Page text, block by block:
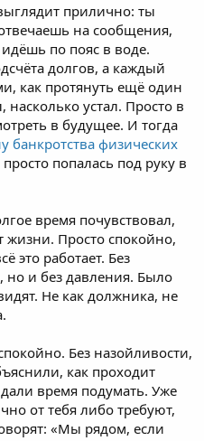
прилично: ты
на сообщения,
по пояс в воде.
долгов, а каждый
как протянуть ещё один
насколько устал. Просто в
в будущее. И тогда
банкротства физических
попалась под руку в
время почувствовал,
жизни. Просто спокойно,
это работает. Без
но и без давления. Было
Не как должника, не
Без назойливости,
как проходит
время подумать. Уже
от тебя либо требуют,
«Мы рядом, если